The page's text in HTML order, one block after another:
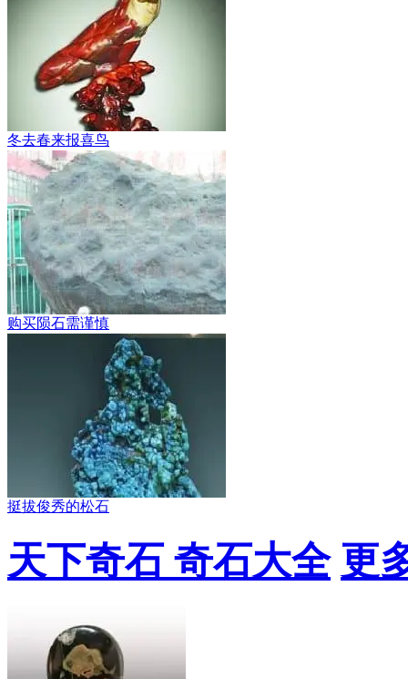
冬去春来报喜鸟
购买陨石需谨慎
挺拔俊秀的松石
天下奇石 奇石大全 更